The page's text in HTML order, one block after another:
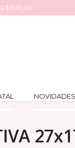
R$500,00
NOVIDADES